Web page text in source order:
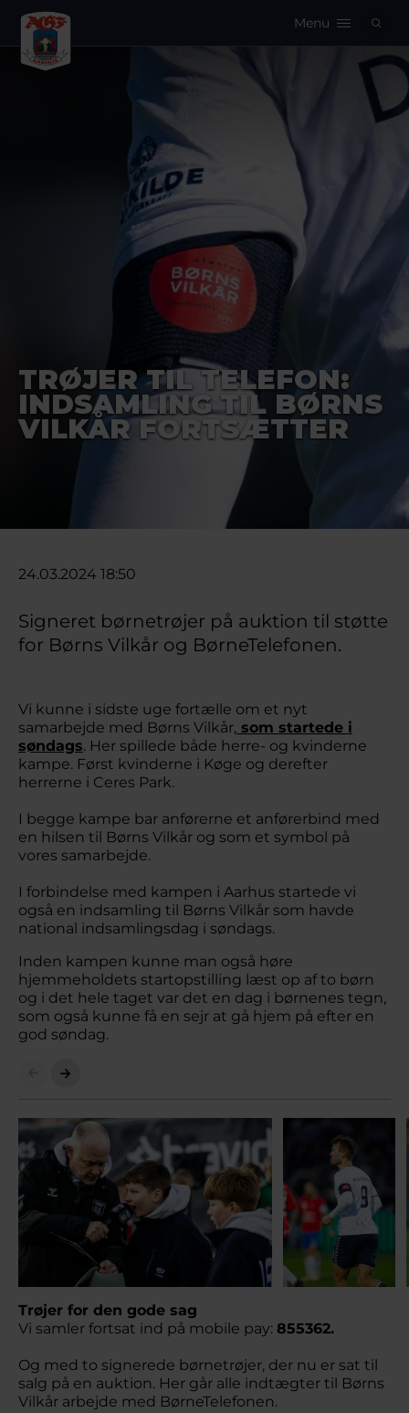
Menu
TRØJER TIL TELEFON:
INDSAMLING TIL BØRNS
VILKÅR FORTSÆTTER
24.03.2024 18:50
Signeret børnetrøjer på auktion til støtte
for Børns Vilkår og BørneTelefonen.
Vi kunne i sidste uge fortælle om et nyt
samarbejde med Børns Vilkår, som startede i
søndags. Her spillede både herre- og kvinderne
kampe. Først kvinderne i Køge og derefter
herrerne i Ceres Park.
I begge kampe bar anførerne et anførerbind med
en hilsen til Børns Vilkår og som et symbol på
vores samarbejde.
I forbindelse med kampen i Aarhus startede vi
også en indsamling til Børns Vilkår som havde
national indsamlingsdag i søndags.
Inden kampen kunne man også høre
hjemmeholdets startopstilling læst op af to børn
og i det hele taget var det en dag i børnenes tegn,
som også kunne få en sejr at gå hjem på efter en
god søndag.
Trøjer for den gode sag
Vi samler fortsat ind på mobile pay: 855362.
Og med to signerede børnetrøjer, der nu er sat til
salg på en auktion. Her går alle indtægter til Børns
Vilkår arbejde med BørneTelefonen.